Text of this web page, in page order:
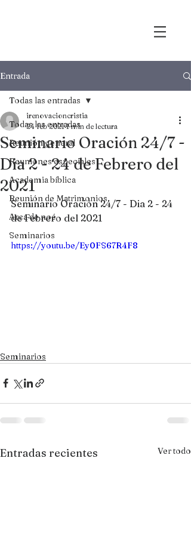
Entrada
Todas las entradas
Reunión general
Reuniones especiales
Academia bíblica
Reunión de Matrimonios
Arca de noé
Seminarios
Todas las entradas
Seminario Oración 24/7 -
Dia 2 - 24 de Febrero del
2021
irenovacioncristia
24 feb 2021 1 min de lectura
Seminario Oración 24/7 - Dia 2 - 24
de Febrero del 2021
https://youtu.be/Ey0FS67R4F8
Seminarios
Entradas recientes Ver todo